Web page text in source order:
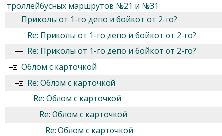
троллейбусных маршрутов №21 и №31
Приколы от 1-го депо и бойкот от 2-го?
Re: Приколы от 1-го депо и бойкот от 2-го?
Re: Приколы от 1-го депо и бойкот от 2-го?
Облом с карточкой
Re: Облом с карточкой
Re: Облом с карточкой
Re: Облом с карточкой
Re: Облом с карточкой